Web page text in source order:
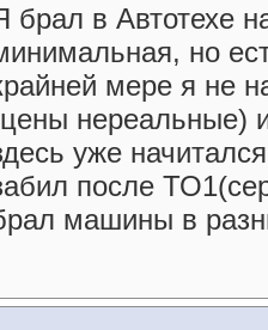
брал в Автотехе
но
мере я не
нереальные)
уже
после
машины в